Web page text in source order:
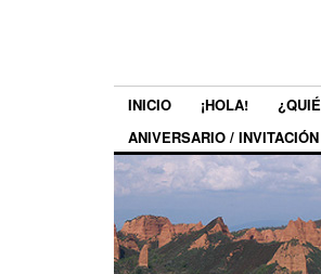
INICIO ¡HOLA!
ANIVERSARIO /